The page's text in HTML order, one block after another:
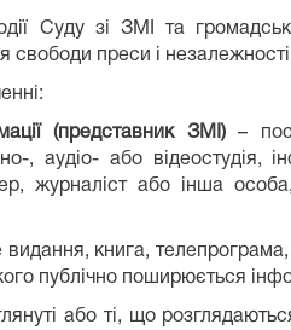
Суду зі ЗМІ та
свободи преси і
(представник ЗМІ)–
, аудіо- або відеостудія,
журналіст або інша
книга, телепрограма,
публічно поширюється
або ті, що